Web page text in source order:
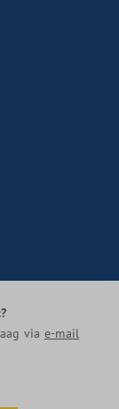
via e-mail